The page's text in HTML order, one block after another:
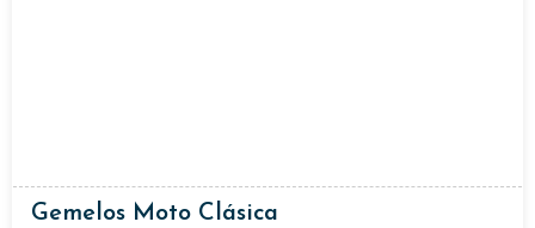
Gemelos Moto Clásica